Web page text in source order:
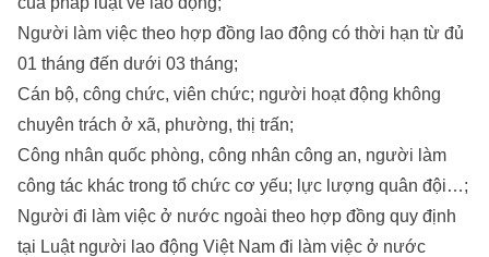
Người làm việc theo hợp đồng lao động có thời hạn từ đủ
01 tháng đến dưới 03 tháng;
Cán bộ, công chức, viên chức; người hoạt động không
chuyên trách ở xã, phường, thị trấn;
Công nhân quốc phòng, công nhân công an, người làm
công tác khác trong tổ chức cơ yếu; lực lượng quân đội…;
Người đi làm việc ở nước ngoài theo hợp đồng quy định
tại Luật người lao động Việt Nam đi làm việc ở nước